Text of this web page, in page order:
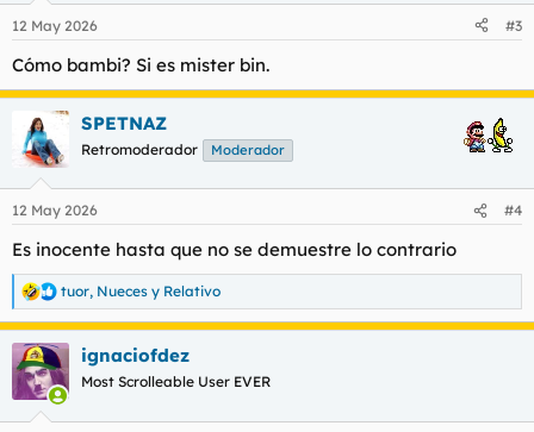
e
:
12 May 2026 #3
Cómo bambi? Si es mister bin.
SPETNAZ
Retromoderador Moderador
12 May 2026 #4
Es inocente hasta que no se demuestre lo contrario
R
e
a
c
c
i
tuor, Nueces y Relativo
ignaciofdez
Most Scrolleable User EVER